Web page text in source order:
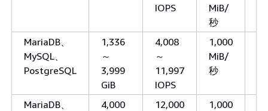
IOPS
MiB/
秒
MariaDB、
MySQL、
PostgreSQL
1,336
～
3,999
GiB
4,008
～
11,997
IOPS
1,000
MiB/
秒
MariaDB、
4,000
12,000
1,000